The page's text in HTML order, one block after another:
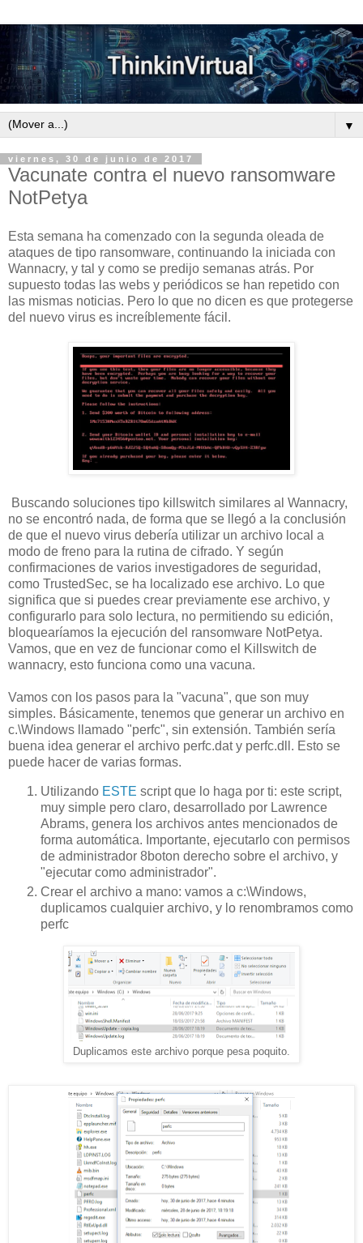
▼
viernes, 30 de junio de 2017
Vacunate contra el nuevo ransomware
NotPetya
Esta semana ha comenzado con la segunda oleada de
ataques de tipo ransomware, continuando la iniciada con
Wannacry, y tal y como se predijo semanas atrás. Por
supuesto todas las webs y periódicos se han repetido con
las mismas noticias. Pero lo que no dicen es que protegerse
del nuevo virus es increíblemente fácil.
Buscando soluciones tipo killswitch similares al Wannacry,
no se encontró nada, de forma que se llegó a la conclusión
de que el nuevo virus debería utilizar un archivo local a
modo de freno para la rutina de cifrado. Y según
confirmaciones de varios investigadores de seguridad,
como TrustedSec, se ha localizado ese archivo. Lo que
significa que si puedes crear previamente ese archivo, y
configurarlo para solo lectura, no permitiendo su edición,
bloquearíamos la ejecución del ransomware NotPetya.
Vamos, que en vez de funcionar como el Killswitch de
wannacry, esto funciona como una vacuna.
Vamos con los pasos para la "vacuna", que son muy
simples. Básicamente, tenemos que generar un archivo en
c.\Windows llamado "perfc", sin extensión. También sería
buena idea generar el archivo perfc.dat y perfc.dll. Esto se
puede hacer de varias formas.
Utilizando ESTE script que lo haga por ti: este script,
muy simple pero claro, desarrollado por Lawrence
Abrams, genera los archivos antes mencionados de
forma automática. Importante, ejecutarlo con permisos
de administrador 8boton derecho sobre el archivo, y
"ejecutar como administrador".
Crear el archivo a mano: vamos a c:\Windows,
duplicamos cualquier archivo, y lo renombramos como
perfc
Duplicamos este archivo porque pesa poquito.